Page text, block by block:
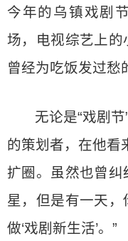
今年的乌镇戏剧
场，电视综艺上
曾经为吃饭发过愁
无论是“戏剧
的策划者，在他看
扩圈。虽然也曾纠
星，但是有一天
做‘戏剧新生活’。”